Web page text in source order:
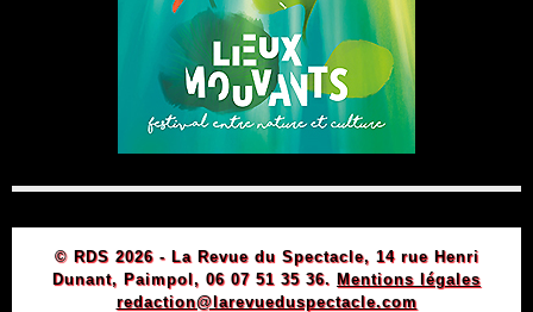
© RDS 2026 - La Revue du Spectacle, 14 rue Henri
Dunant, Paimpol, 06 07 51 35 36. Mentions légales
redaction@larevueduspectacle.com